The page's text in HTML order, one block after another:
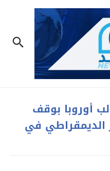
أوروبا بوقف
الديمقراطي في